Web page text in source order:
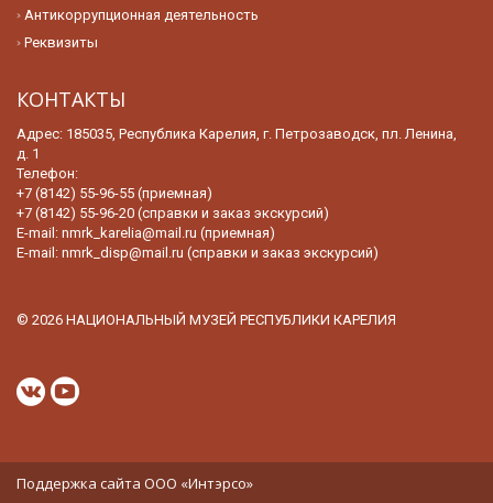
Антикоррупционная деятельность
Реквизиты
КОНТАКТЫ
Адрес: 185035, Республика Карелия, г. Петрозаводск, пл. Ленина,
д. 1
Телефон:
+7 (8142) 55-96-55 (приемная)
+7 (8142) 55-96-20 (справки и заказ экскурсий)
E-mail: nmrk_karelia@mail.ru (приемная)
E-mail: nmrk_disp@mail.ru (справки и заказ экскурсий)
© 2026 НАЦИОНАЛЬНЫЙ МУЗЕЙ РЕСПУБЛИКИ КАРЕЛИЯ
Поддержка сайта ООО «Интэрсо»